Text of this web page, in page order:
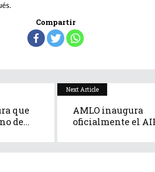
Compartir
que
de...
Next Article
AMLO inaugura
oficialmente el